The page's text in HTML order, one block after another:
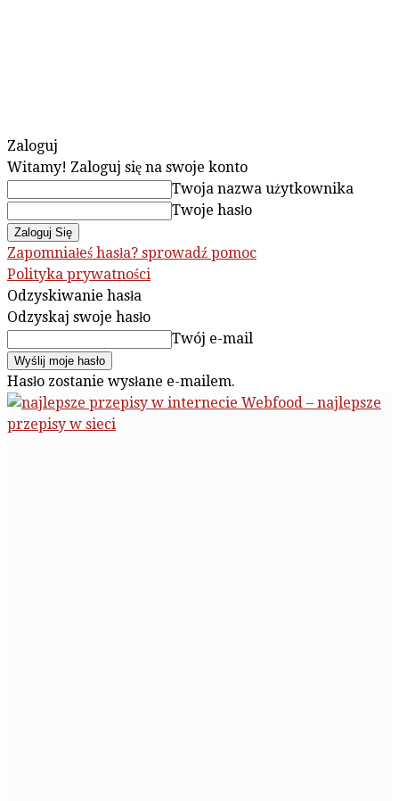
Zaloguj
Witamy! Zaloguj się na swoje konto
Twoja nazwa użytkownika
Twoje hasło
Zapomniałeś hasła? sprowadź pomoc
Polityka prywatności
Odzyskiwanie hasła
Odzyskaj swoje hasło
Twój e-mail
Hasło zostanie wysłane e-mailem.
Webfood – najlepsze
przepisy w sieci